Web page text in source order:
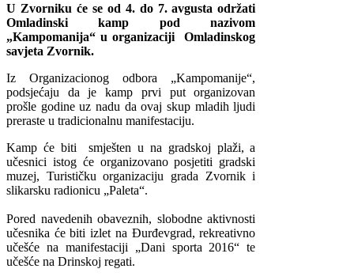
U Zvorniku će se od 4. do 7. avgusta održati
Omladinski kamp pod nazivom
„Kampomanija“ u organizaciji Omladinskog
savjeta Zvornik.
Iz Organizacionog odbora „Kampomanije“,
podsjećaju da je kamp prvi put organizovan
prošle godine uz nadu da ovaj skup mladih ljudi
preraste u tradicionalnu manifestaciju.
Kamp će biti smješten u na gradskoj plaži, a
učesnici istog će organizovano posjetiti gradski
muzej, Turističku organizaciju grada Zvornik i
slikarsku radionicu „Paleta“.
Pored navedenih obaveznih, slobodne aktivnosti
učesnika će biti izlet na Đurđevgrad, rekreativno
učešće na manifestaciji „Dani sporta 2016“ te
učešće na Drinskoj regati.